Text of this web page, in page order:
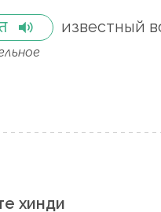
известный
хинди